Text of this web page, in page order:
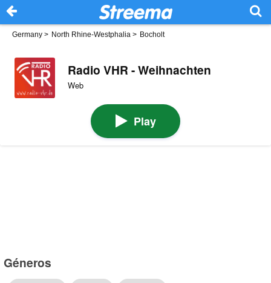
Germany > North Rhine-Westphalia > Bocholt
Radio VHR - Weihnachten
Web
Play
Géneros